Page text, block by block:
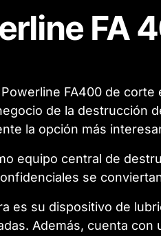
​FA
FA400 de corte
de la destrucción
la opción más
equipo central de
se
es su dispositivo de
Además, cuenta con